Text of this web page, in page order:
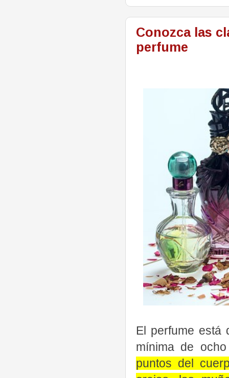
Conozca las
perfume
El perfume está
mínima de
puntos del